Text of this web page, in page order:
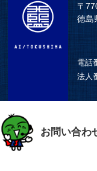
〒
徳島
電話
法人
お問い合わ